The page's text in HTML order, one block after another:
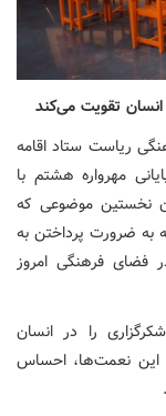
تقویت می‌کند
ریاست ستاد اقامه
مهرواره هشتم با
نخستین موضوعی که
به ضرورت پرداختن به
فضای فرهنگی امروز
را در انسان
این نعمت‌ها، احساس